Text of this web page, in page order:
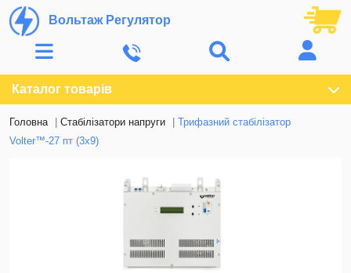
Вольтаж Регулятор
Каталог товарів
Головна Стабілізатори напруги
Трифазний стабілізатор
Volter™-27 пт (3х9)